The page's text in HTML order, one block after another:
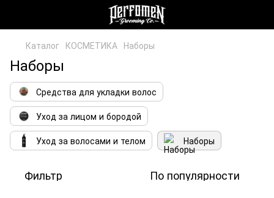
Каталог КОСМЕТИКА Наборы
Наборы
Средства для укладки волос
Уход за лицом и бородой
Уход за волосами и телом
Наборы
Фильтр По популярности